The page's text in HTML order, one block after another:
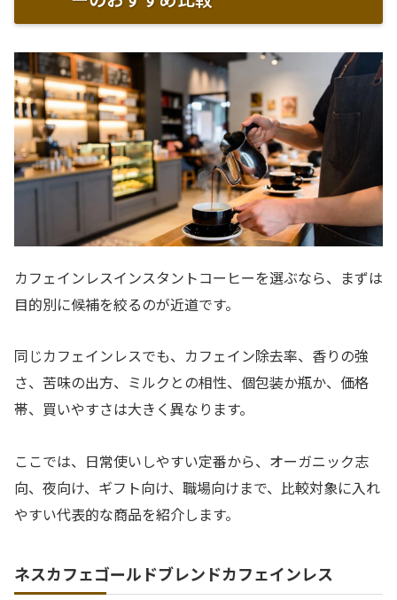
カフェインレスインスタントコーヒーを選ぶなら、まずは
目的別に候補を絞るのが近道です。
同じカフェインレスでも、カフェイン除去率、香りの強
さ、苦味の出方、ミルクとの相性、個包装か瓶か、価格
帯、買いやすさは大きく異なります。
ここでは、日常使いしやすい定番から、オーガニック志
向、夜向け、ギフト向け、職場向けまで、比較対象に入れ
やすい代表的な商品を紹介します。
ネスカフェゴールドブレンドカフェインレス